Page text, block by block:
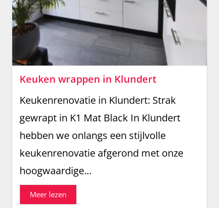
Keuken wrappen in Klundert
Keukenrenovatie in Klundert: Strak
gewrapt in K1 Mat Black In Klundert
hebben we onlangs een stijlvolle
keukenrenovatie afgerond met onze
hoogwaardige...
Meer lezen